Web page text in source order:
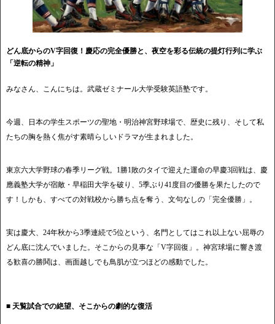
どん底からのV字回復！慶応の完全優勝と、夜空を彩る伝統の提灯行列に学ぶ
「逆転の精神」
みなさん、こんにちは。武蔵ゼミナール大学受験英語塾です。
今週、日本の学生スポーツの聖地・明治神宮野球場で、歴史に残り、そして私
たちの胸を熱く焦がす素晴らしいドラマが生まれました。
東京六大学野球の春季リーグ戦。1勝1敗のタイで迎えた運命の早慶3回戦は、慶
應義塾大学が宿敵・早稲田大学を破り、5季ぶり41度目の優勝を果たしたので
す！しかも、すべての対戦校から勝ち点を奪う、文句なしの「完全優勝」。
実は慶大、24年秋から3季連続で5位という、名門としてはこれ以上ない屈辱の
どん底に沈んでいました。そこからの見事な「V字回復」。神宮球場に響き渡
る歓喜の勝鬨は、画面越しでも鳥肌が立つほどの感動でした。
■ 天覧試合での絶望、そこからの劇的な復活